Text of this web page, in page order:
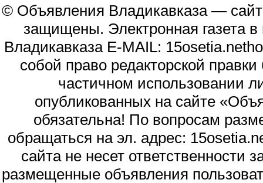
© Объявления Владикавказа —
защищены. Электронная газета
Владикавказа E-MAIL:
собой право редакторской
частичном использовании
опубликованных на сайте
обязательна! По вопросам
обращаться на эл. адрес:
сайта не несет
размещенные объявления